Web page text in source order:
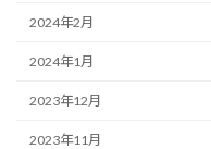
2024年2月
2024年1月
2023年12月
2023年11月